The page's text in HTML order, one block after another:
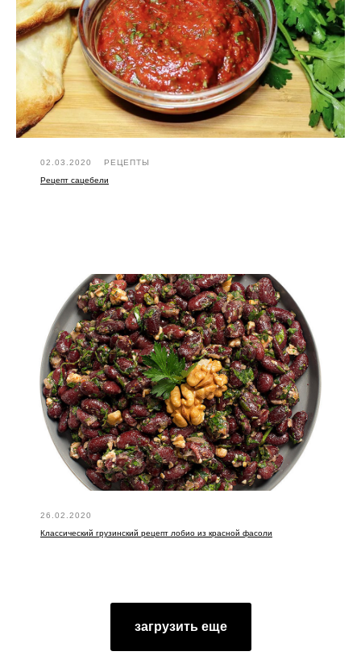
02.03.2020
РЕЦЕПТЫ
Рецепт сацебели
26.02.2020
Классический грузинский рецепт лобио из красной фасоли
загрузить еще